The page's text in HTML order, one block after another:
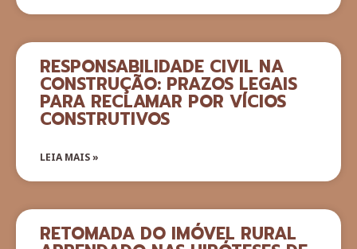
RESPONSABILIDADE CIVIL NA
CONSTRUÇÃO: PRAZOS LEGAIS
PARA RECLAMAR POR VÍCIOS
CONSTRUTIVOS
LEIA MAIS »
RETOMADA DO IMÓVEL RURAL